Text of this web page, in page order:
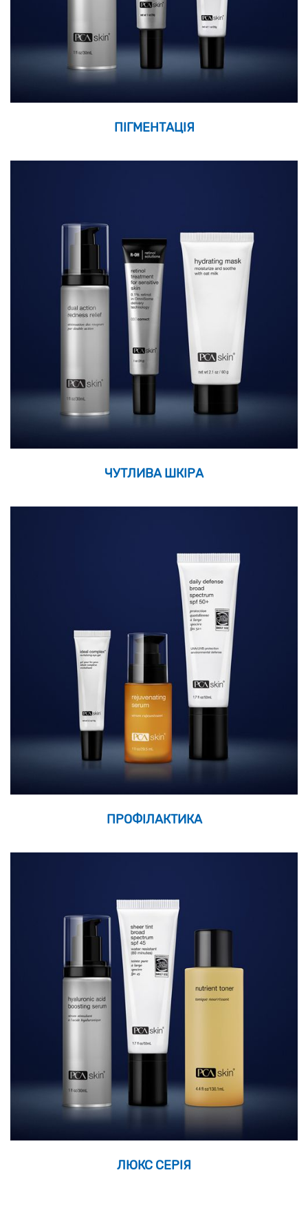
ПІГМЕНТАЦІЯ
ЧУТЛИВА ШКІРА
ПРОФІЛАКТИКА
ЛЮКС СЕРІЯ